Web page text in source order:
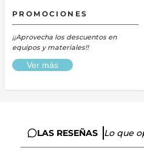
PROMOCIONES
¡¡Aprovecha los descuentos en
equipos y materiales!!
Ver más
LAS RESEÑAS Lo que